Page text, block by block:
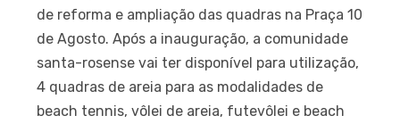
de reforma e ampliação das quadras na Praça 10
de Agosto. Após a inauguração, a comunidade
santa-rosense vai ter disponível para utilização,
4 quadras de areia para as modalidades de
beach tennis, vôlei de areia, futevôlei e beach